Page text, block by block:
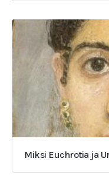
Miksi Euchrotia ja